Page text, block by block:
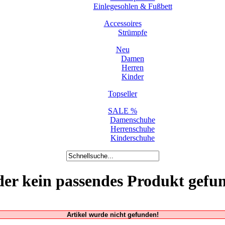
Einlegesohlen & Fußbett
Accessoires
Strümpfe
Neu
Damen
Herren
Kinder
Topseller
SALE %
Damenschuhe
Herrenschuhe
Kinderschuhe
kein passendes Produkt
Artikel wurde nicht gefunden!